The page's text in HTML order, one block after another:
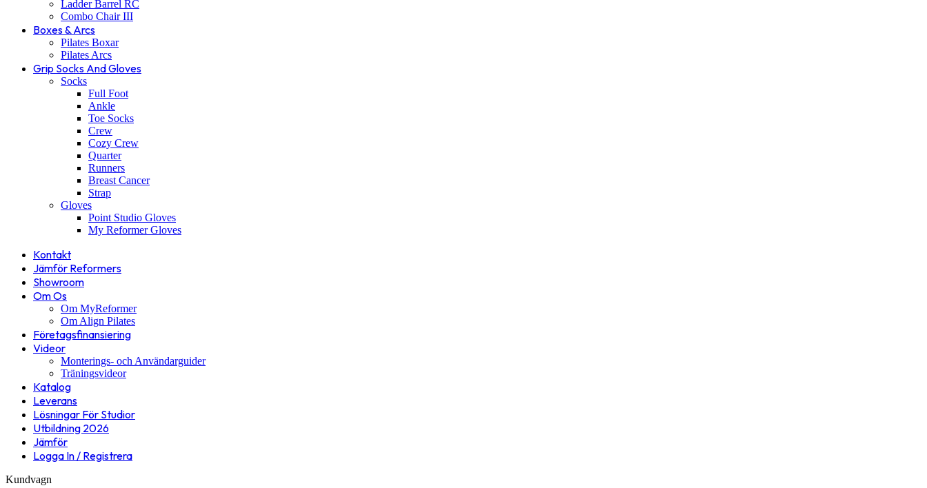
Ladder Barrel RC
Combo Chair III
Boxes & Arcs
Pilates Boxar
Pilates Arcs
Grip Socks And Gloves
Socks
Full Foot
Ankle
Toe Socks
Crew
Cozy Crew
Quarter
Runners
Breast Cancer
Strap
Gloves
Point Studio Gloves
My Reformer Gloves
Kontakt
Jämför Reformers
Showroom
Om Os
Om MyReformer
Om Align Pilates
Företagsfinansiering
Videor
Monterings- och Användarguider
Träningsvideor
Katalog
Leverans
Lösningar För Studior
Utbildning 2026
Jämför
Logga In / Registrera
Kundvagn